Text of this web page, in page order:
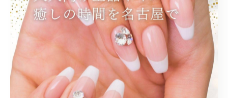
や、マグネットネイルを使ったニュアンスデザインも注
目を集めています。こうしたカラーは指先を明るく見
せ、春らしい軽やかさを演出できるのが特徴です。
近年は、肌なじみの良いベージュやシアーカラーも多く
選ばれており、オフィスでも好印象を与えるデザインが